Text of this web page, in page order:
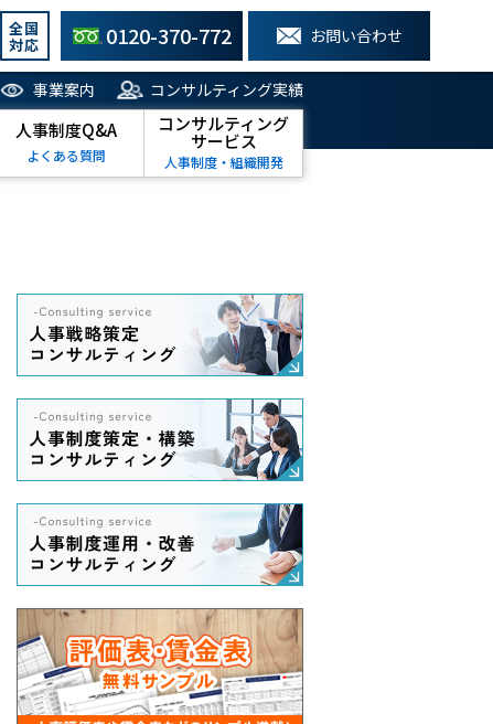
全国
対応 0120-370-772 お問い合わせ
事業案内 コンサルティング実績
人事制度Q&A
よくある質問
コンサルティング
サービス
人事制度・組織開発